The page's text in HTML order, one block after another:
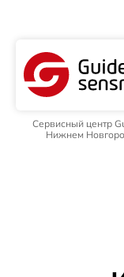
Сервисный центр
Нижнем